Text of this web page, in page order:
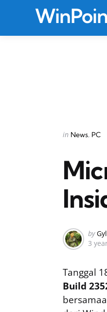
WinPoin
Categories
Posted
in News PC
by
by
3
Tanggal
Build